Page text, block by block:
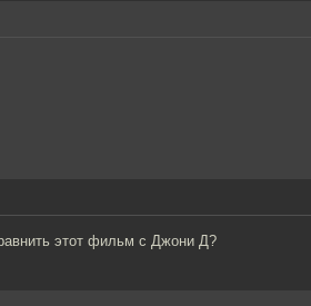
этот фильм с Джони Д?